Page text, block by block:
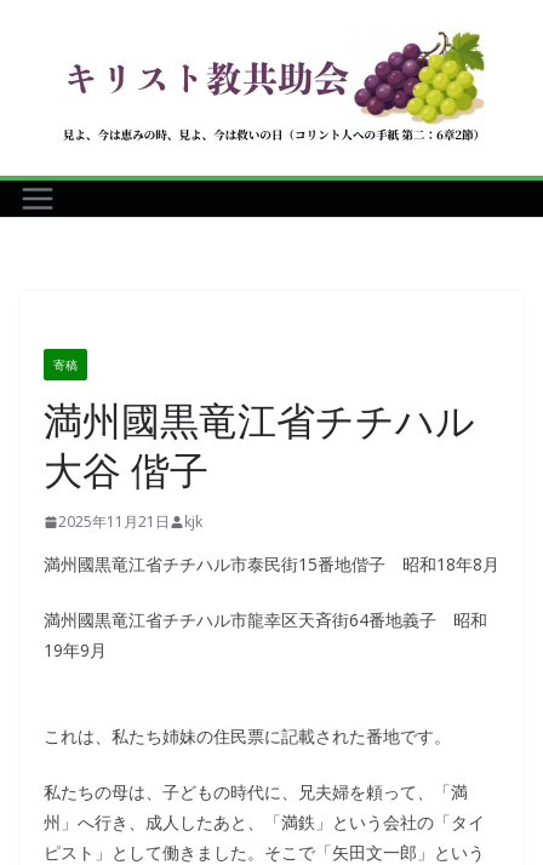
へ
ス
寄稿
満州國黒竜江省チチハル
大谷 偕子
2025年11月21日 kjk
満州國黒竜江省チチハル市泰民街15番地偕子 昭和18年8月
満州國黒竜江省チチハル市龍幸区天斉街64番地義子 昭和
19年9月
これは、私たち姉妹の住民票に記載された番地です。
私たちの母は、子どもの時代に、兄夫婦を頼って、「満
州」へ行き、成人したあと、「満鉄」という会社の「タイ
ピスト」として働きました。そこで「矢田文一郎」という